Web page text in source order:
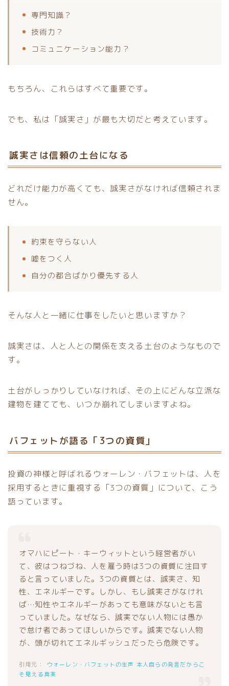
専門知識？
技術力？
コミュニケーション能力？
もちろん、これらはすべて重要です。
でも、私は「誠実さ」が最も大切だと考えています。
誠実さは信頼の土台になる
どれだけ能力が高くても、誠実さがなければ信頼されま
せん。
約束を守らない人
嘘をつく人
自分の都合ばかり優先する人
そんな人と一緒に仕事をしたいと思いますか？
誠実さは、人と人との関係を支える土台のようなもので
す。
土台がしっかりしていなければ、その上にどんな立派な
建物を建てても、いつか崩れてしまいますよね。
バフェットが語る「3つの資質」
投資の神様と呼ばれるウォーレン・バフェットは、人を
採用するときに重視する「3つの資質」について、こう
語っています。
オマハにピート・キーウィットという経営者がい
て、彼はつねづね、人を雇う時は3つの資質に注目す
ると言っていました。3つの資質とは、誠実さ、知
性、エネルギーです。しかし、もし誠実さがなけれ
ば…知性やエネルギーがあっても意味がないとも言
っていました。なぜなら、誠実でない人物には愚か
で怠け者であってほしいからです。誠実でない人物
が、頭が切れてエネルギッシュだったら危険です。
ウォーレン・バフェットの生声 本人自らの発言だからこ
そ見える真実